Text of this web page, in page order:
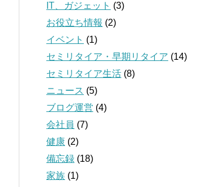
IT、ガジェット (3)
お役立ち情報 (2)
イベント (1)
セミリタイア・早期リタイア (14)
セミリタイア生活 (8)
ニュース (5)
ブログ運営 (4)
会社員 (7)
健康 (2)
備忘録 (18)
家族 (1)